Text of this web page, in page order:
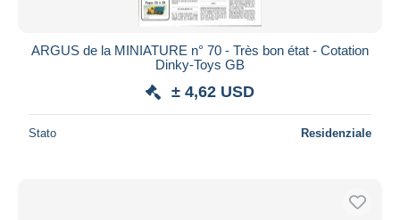
ARGUS de la MINIATURE n° 70 - Très bon état - Cotation
Dinky-Toys GB
± 4,62 USD
Stato Residenziale